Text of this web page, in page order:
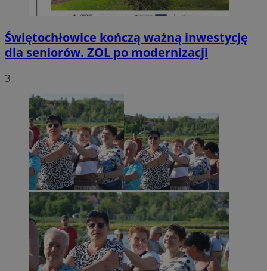
Świętochłowice kończą ważną inwestycję
dla seniorów. ZOL po modernizacji
3